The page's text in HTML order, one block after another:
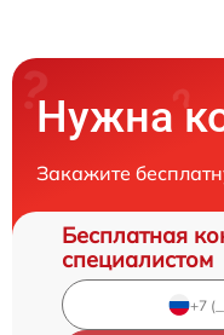
Нужна
Закажите
Бесплатная
специалистом